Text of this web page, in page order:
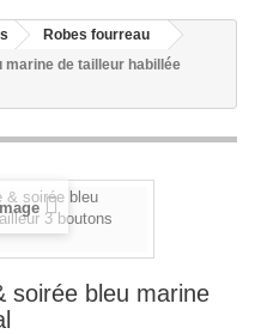
Robes fourreau
marine de tailleur habillée
soirée bleu marine